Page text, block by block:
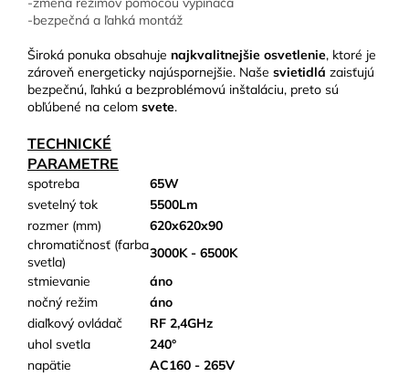
-bezpečná a ľahká montáž
Široká ponuka obsahuje najkvalitnejšie osvetlenie, ktoré je
zároveň energeticky najúspornejšie. Naše svietidlá zaisťujú
bezpečnú, ľahkú a bezproblémovú inštaláciu, preto sú
obľúbené na celom svete.
TECHNICKÉ
PARAMETRE
spotreba
65W
svetelný tok
5500Lm
rozmer (mm)
620x620x90
chromatičnosť (farba
svetla)
3000K - 6500K
stmievanie
áno
nočný režim
áno
diaľkový ovládač
RF 2,4GHz
uhol svetla
240°
napätie
AC160 - 265V